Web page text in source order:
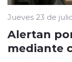
Jueves 23 de
Alertan
mediante